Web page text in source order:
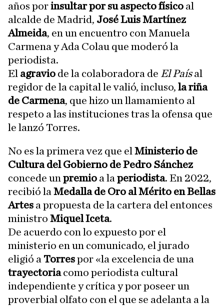
años porinsultarpor su aspecto físico al
alcalde de Madrid, José Luis Martínez
Almeida, en un encuentro con Manuela
Carmena y Ada Colau que moderó la
periodista.
El agravio de la colaboradora de El Paísal
regidor de la capital le valió, incluso, la riña
de Carmena, que hizo un llamamiento al
respeto a las instituciones tras la ofensa que
le lanzó Torres.
No es la primera vez que el Ministerio de
Cultura del Gobierno de Pedro Sánchez
concede un premio a la periodista. En 2022,
recibió la Medalla de Oro al Mérito en Bellas
Artes a propuesta de la cartera del entonces
ministro Miquel Iceta.
De acuerdo con lo expuesto por el
ministerio en un comunicado, el jurado
eligió a Torrespor «la excelencia de una
trayectoriacomo periodista cultural
independiente y crítica y por poseer un
proverbial olfato con el que se adelanta a la